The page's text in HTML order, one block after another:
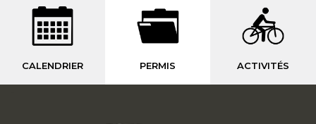
CALENDRIER PERMIS ACTIVITÉS